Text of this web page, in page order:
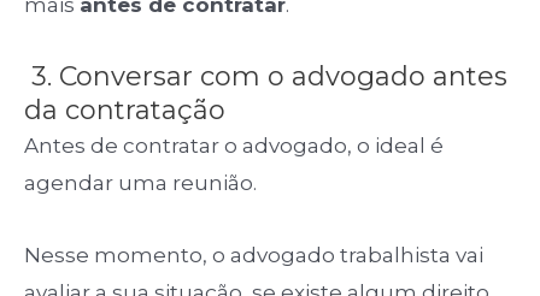
3. Conversar com o advogado antes
da contratação
Antes de contratar o advogado, o ideal é
agendar uma reunião.
Nesse momento, o advogado trabalhista vai